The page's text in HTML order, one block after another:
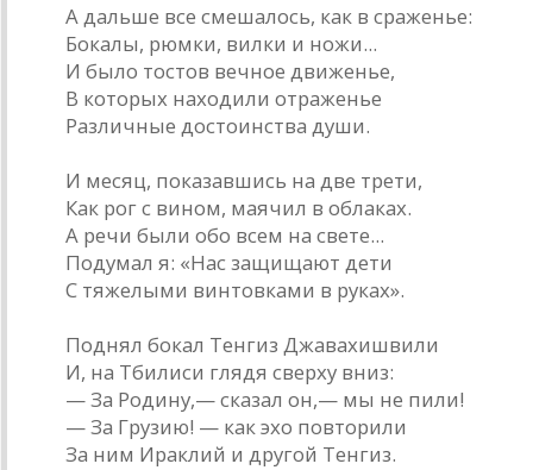
А дальше все смешалось, как в сраженье:
Бокалы, рюмки, вилки и ножи...
И было тостов вечное движенье,
В которых находили отраженье
Различные достоинства души.
И месяц, показавшись на две трети,
Как рог с вином, маячил в облаках.
А речи были обо всем на свете...
Подумал я: «Нас защищают дети
С тяжелыми винтовками в руках».
Поднял бокал Тенгиз Джавахишвили
И, на Тбилиси глядя сверху вниз:
— За Родину,— сказал он,— мы не пили!
— За Грузию! — как эхо повторили
За ним Ираклий и другой Тенгиз.